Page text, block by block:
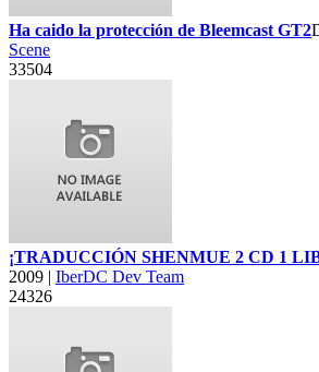
Ha caido la protección de Bleemcast GT2
Scene
33504
¡TRADUCCIÓN SHENMUE 2 CD 1
2009 | IberDC Dev Team
24326